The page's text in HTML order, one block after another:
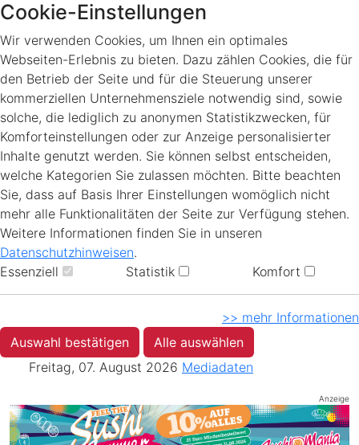
Cookie-Einstellungen
Wir verwenden Cookies, um Ihnen ein optimales
Webseiten-Erlebnis zu bieten. Dazu zählen Cookies, die für
den Betrieb der Seite und für die Steuerung unserer
kommerziellen Unternehmensziele notwendig sind, sowie
solche, die lediglich zu anonymen Statistikzwecken, für
Komforteinstellungen oder zur Anzeige personalisierter
Inhalte genutzt werden. Sie können selbst entscheiden,
welche Kategorien Sie zulassen möchten. Bitte beachten
Sie, dass auf Basis Ihrer Einstellungen womöglich nicht
mehr alle Funktionalitäten der Seite zur Verfügung stehen.
Weitere Informationen finden Sie in unseren
Datenschutzhinweisen.
Essenziell
Statistik Komfort
>> mehr Informationen
Auswahl bestätigen
Alle auswählen
Freitag, 07. August 2026 Mediadaten
Anzeige